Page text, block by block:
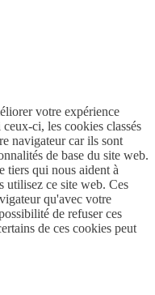
votre expérience
ci, les cookies classés
navigateur car ils sont
de base du site web.
tiers qui nous aident à
utilisez ce site web. Ces
qu'avec votre
de refuser ces
de ces cookies peut